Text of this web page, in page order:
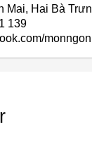
Mai, Hai Bà
139